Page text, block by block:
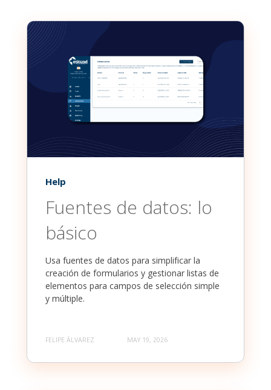
Help
Fuentes de datos: lo
básico
Usa fuentes de datos para simplificar la
creación de formularios y gestionar listas de
elementos para campos de selección simple
y múltiple.
FELIPE ÁLVAREZ MAY 19, 2026